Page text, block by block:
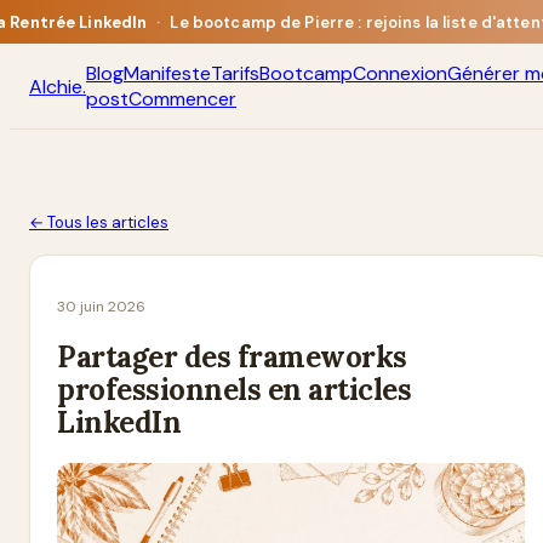
Rentrée LinkedIn · Le bootcamp de Pierre : rejoins la liste
Alchie.BlogManifesteTarifsBootcampConnexionGénérer
postCommencer
← Tous les articles
30 juin 2026
Partager des frameworks
professionnels en articles
LinkedIn